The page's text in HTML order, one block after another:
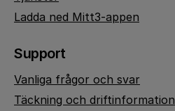
Ladda ned Mitt3-appen
Support
Vanliga frågor och svar
Täckning och driftinformation